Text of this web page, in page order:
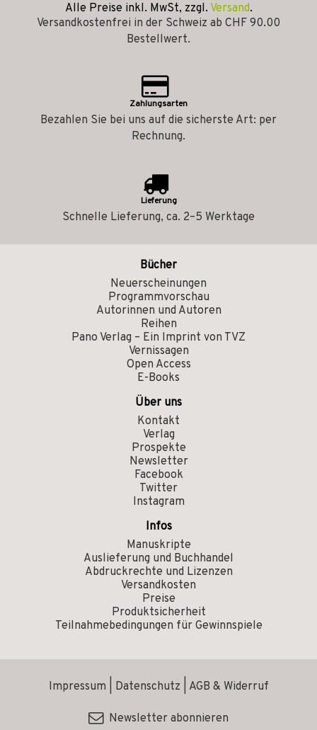
Alle Preise inkl. MwSt, zzgl. Versand.
Versandkostenfrei in der Schweiz ab CHF 90.00
Bestellwert.
Zahlungsarten
Bezahlen Sie bei uns auf die sicherste Art: per
Rechnung.
Lieferung
Schnelle Lieferung, ca. 2–5 Werktage
Bücher
Neuerscheinungen
Programmvorschau
Autorinnen und Autoren
Reihen
Pano Verlag – Ein Imprint von TVZ
Vernissagen
Open Access
E-Books
Über uns
Kontakt
Verlag
Prospekte
Newsletter
Facebook
Twitter
Instagram
Infos
Manuskripte
Auslieferung und Buchhandel
Abdruckrechte und Lizenzen
Versandkosten
Preise
Produktsicherheit
Teilnahmebedingungen für Gewinnspiele
Impressum Datenschutz AGB & Widerruf
Newsletter abonnieren